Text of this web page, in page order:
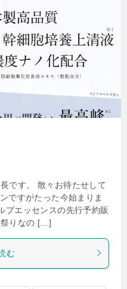
です。 散々お待たせして
ですがたった今始まりま
エッセンスの先行予約販
祭りなの […]
む